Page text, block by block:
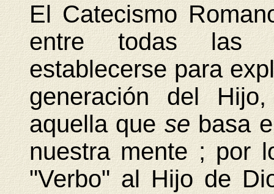
El Catecismo
entre todas las
establecerse para
generación del
aquella quese basa
nuestra mente ; por
"Verbo" al Hijo de